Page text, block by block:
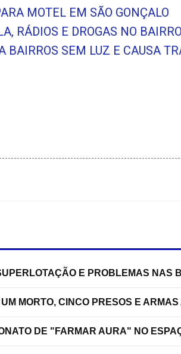
MOTEL EM SÃO GONÇALO
RÁDIOS E DROGAS NO
BAIRROS SEM LUZ E CAUSA
E PROBLEMAS NAS
MORTO, CINCO PRESOS E
DE "FARMAR AURA" NO